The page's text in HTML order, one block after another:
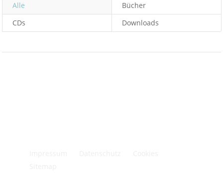
Alle
Bücher
CDs
Downloads